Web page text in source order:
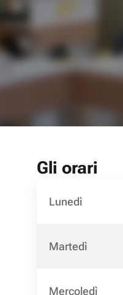
Gli orari
Lunedì
Martedì
Mercoledì